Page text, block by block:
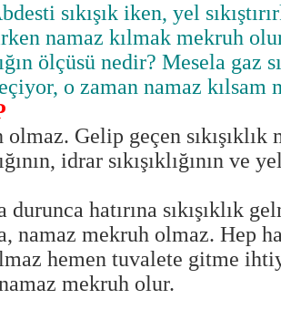
sıkışık iken, yel
namaz kılmak mekruh
ölçüsü nedir? Mesela gaz
o zaman namaz kılsam
Gelip geçen sıkışıklık
idrar sıkışıklığının ve
durunca hatırına sıkışıklık
namaz mekruh olmaz. Hep
hemen tuvalete gitme
mekruh olur.